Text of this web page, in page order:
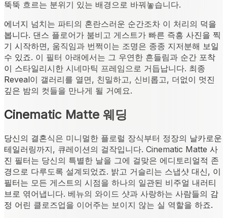
뚝뚝 흐르는 분위기 있는 배경으로 바꿔놓습니다.
에너지 넘치는 파티의 혼란스러운 순간조차 이 처리의 덕을
봅니다. 댄스 플로어가 붐비고 게스트가 빠른 즉흥 사진을 찍
기 시작하면, 움직임과 번쩍이는 조명은 종종 지저분해 보일
수 있죠. 이 필터 아래에서는 그 우연한 흔들림과 순간 포착
이 스타일리시한 시네마틱 프레임으로 거듭납니다. 최종
Reveal이 갤러리를 열면, 친밀하고, 신비롭고, 더없이 멋진
깊은 밤의 컷들을 만나게 될 거예요.
Cinematic Matte 웨딩
당신의 결혼식은 미니멀한 플로럴 장식부터 정장의 날카로운
테일러링까지, 큐레이션의 걸작입니다. Cinematic Matte 사
진 필터는 당신의 특별한 날을 그에 걸맞은 에디토리얼적 존
경으로 다루도록 설계되었죠. 밝고 거슬리는 스냅샷 대신, 이
필터는 모든 게스트의 시점을 하나의 일관된 비주얼 내러티
브로 엮어냅니다. 베뉴의 와이드 샷과 사랑하는 사람들의 감
정 어린 클로즈업을 이어주는 보이지 않는 실 역할을 하죠.